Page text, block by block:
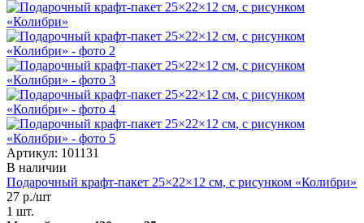
Артикул: 101131
В наличии
Подарочный крафт-пакет 25×22×12 см, с рисунком «Колибри»
27 р./шт
1 шт.